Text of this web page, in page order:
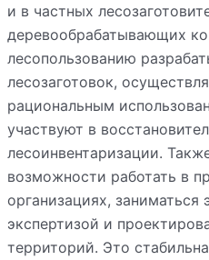
и в частных
деревообрабатывающих
лесопользованию
лесозаготовок,
рациональным
участвуют в
лесоинвентаризации.
возможности работать в
организациях, заниматься
экспертизой и
территорий. Это